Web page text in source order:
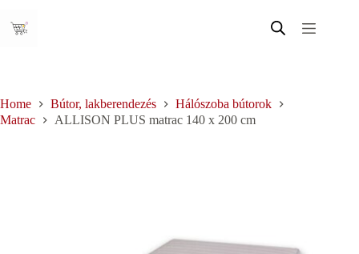
content
Home Bútor, lakberendezés
Hálószoba bútorok
Matrac
ALLISON PLUS matrac 140 x 200 cm